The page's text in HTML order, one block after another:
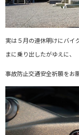
実は５月の連休明けにバイ
まに乗り出したがゆえに、
事故防止交通安全祈願をお